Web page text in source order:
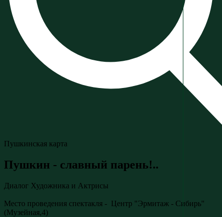
Пушкинская карта
Пушкин - славный парень!..
Диалог Художника и Актрисы
Место проведения спектакля - Центр "Эрмитаж - Сибирь"
(Музейная,4)